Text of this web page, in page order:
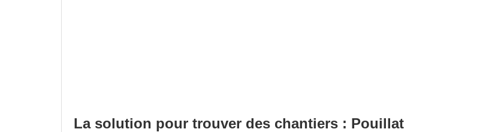
La solution pour trouver des chantiers : Pouillat